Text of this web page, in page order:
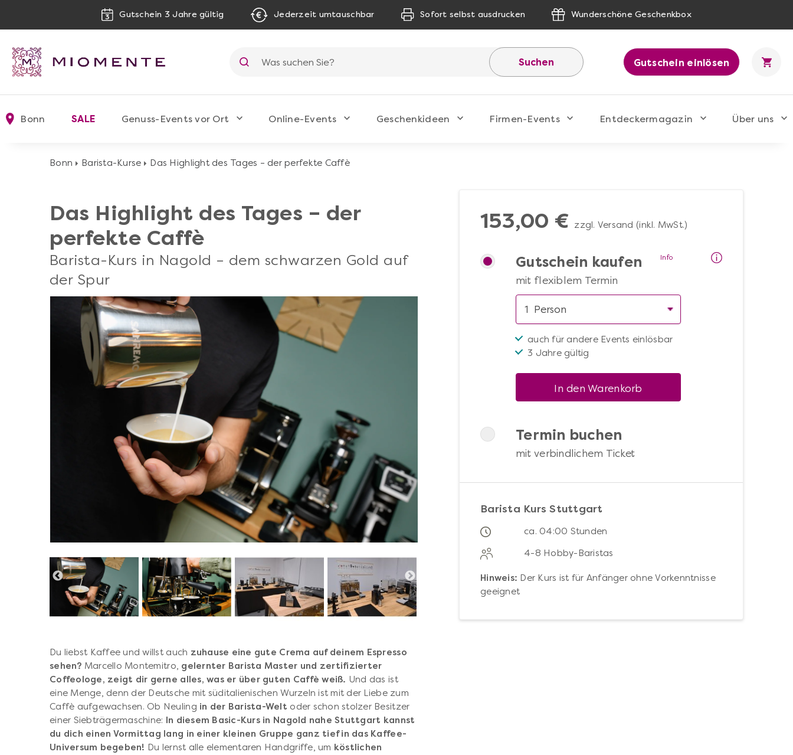
Gutschein 3 Jahre gültig Jederzeit umtauschbar Sofort selbst ausdrucken Wunderschöne Geschenkbox
Suchen Gutschein einlösen
Bonn SALE Genuss-Events vor Ort Online-Events Geschenkideen Firmen-Events Entdeckermagazin Über uns
Bonn Barista-Kurse Das Highlight des Tages – der perfekte Caffè
Das Highlight des Tages – der
perfekte Caffè
Barista-Kurs in Nagold – dem schwarzen Gold auf
der Spur
Du liebst Kaffee und willst auch zuhause eine gute Crema auf deinem Espresso
sehen? Marcello Montemitro, gelernter Barista Master und zertifizierter
Coffeologe, zeigt dir gerne alles, was er über guten Caffè weiß. Und das ist
eine Menge, denn der Deutsche mit süditalienischen Wurzeln ist mit der Liebe zum
Caffè aufgewachsen. Ob Neuling in der Barista-Welt oder schon stolzer Besitzer
einer Siebträgermaschine: In diesem Basic-Kurs in Nagold nahe Stuttgart kannst
du dich einen Vormittag lang in einer kleinen Gruppe ganz tief in das Kaffee-
Universum begeben! Du lernst alle elementaren Handgriffe, um köstlichen
153,00 € zzgl. Versand (inkl. MwSt.)
Gutschein kaufen
mit flexiblem Termin
auch für andere Events einlösbar
3 Jahre gültig
In den Warenkorb
Termin buchen
mit verbindlichem Ticket
Info
Barista Kurs Stuttgart
ca. 04:00 Stunden
4-8 Hobby-Baristas
Hinweis: Der Kurs ist für Anfänger ohne Vorkenntnisse
geeignet